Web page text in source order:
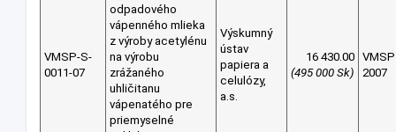
VMSP-S-
0011-07
odpadového
vápenného mlieka
z výroby acetylénu
na výrobu
zrážaného
uhličitanu
vápenatého pre
priemyselné
Výskumný
ústav
papiera a
celulózy,
a.s.
16 430.00
(495 000 Sk)
VMSP
2007